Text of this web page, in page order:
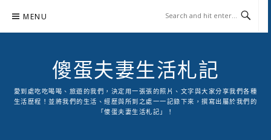
content
MENU
傻蛋夫妻生活札記
愛到處吃吃喝喝、旅遊的我們，決定用一張張的照片、文字與大家分享我們各種
生活歷程！並將我們的生活、經歷與所到之處一一記錄下來，撰寫出屬於我們的
「傻蛋夫妻生活札記」！